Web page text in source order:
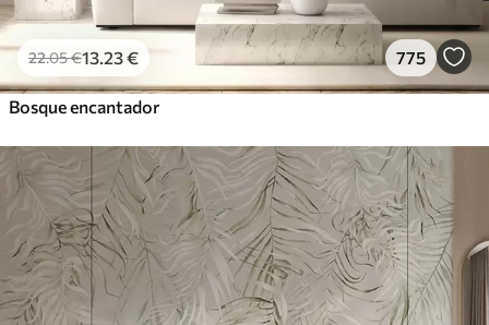
22.05€13.23€ 775
Bosque encantador